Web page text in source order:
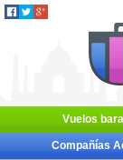
Vuelos
Compañías